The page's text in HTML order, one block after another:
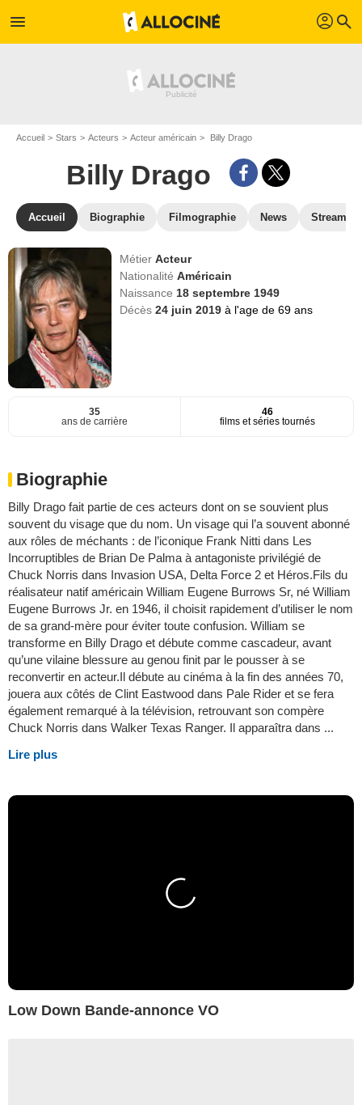
menu profil search
Accueil Stars Acteurs Acteur américain Billy Drago
Billy Drago
Accueil Biographie Filmographie News Streaming
MétierActeur
NationalitéAméricain
Naissance 18 septembre 1949
Décès24 juin 2019à l'age de 69 ans
35
ans de carrière
46
films et séries tournés
Biographie
Billy Drago fait partie de ces acteurs dont on se souvient plus
souvent du visage que du nom. Un visage qui l’a souvent abonné
aux rôles de méchants : de l’iconique Frank Nitti dans Les
Incorruptibles de Brian De Palma à antagoniste privilégié de
Chuck Norris dans Invasion USA, Delta Force 2 et Héros.Fils du
réalisateur natif américain William Eugene Burrows Sr, né William
Eugene Burrows Jr. en 1946, il choisit rapidement d’utiliser le nom
de sa grand-mère pour éviter toute confusion. William se
transforme en Billy Drago et débute comme cascadeur, avant
qu’une vilaine blessure au genou finit par le pousser à se
reconvertir en acteur.Il débute au cinéma à la fin des années 70,
jouera aux côtés de Clint Eastwood dans Pale Rider et se fera
également remarqué à la télévision, retrouvant son compère
Chuck Norris dans Walker Texas Ranger. Il apparaîtra dans ...
Lire plus
Low Down Bande-annonce VO